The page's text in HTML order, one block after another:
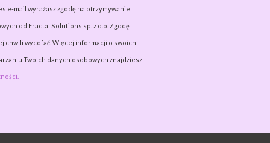
e-mail wyrażasz zgodę na otrzymywanie
od Fractal Solutions sp. z o.o. Zgodę
chwili wycofać. Więcej informacji o swoich
Twoich danych osobowych znajdziesz